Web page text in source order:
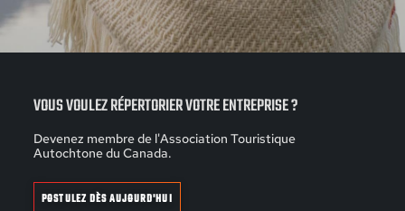
VOUS VOULEZ RÉPERTORIER VOTRE ENTREPRISE ?
Devenez membre de l'Association Touristique
Autochtone du Canada.
POSTULEZ DÈS AUJOURD'HUI